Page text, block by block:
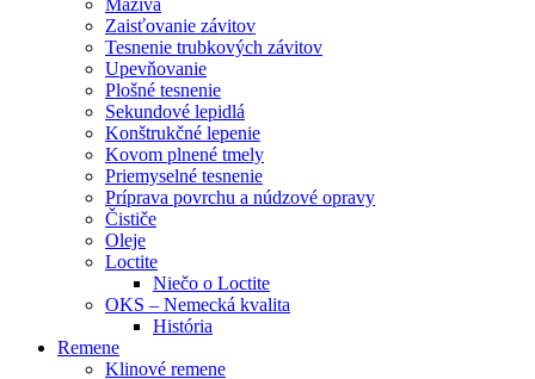
Mazivá
Zaisťovanie závitov
Tesnenie trubkových závitov
Upevňovanie
Plošné tesnenie
Sekundové lepidlá
Konštrukčné lepenie
Kovom plnené tmely
Priemyselné tesnenie
Príprava povrchu a núdzové opravy
Čističe
Oleje
Loctite
Niečo o Loctite
OKS – Nemecká kvalita
História
Remene
Klinové remene